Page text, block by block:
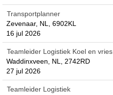
Transportplanner
Zevenaar, NL, 6902KL
16 jul 2026
Teamleider Logistiek Koel en vries
Waddinxveen, NL, 2742RD
27 jul 2026
Teamleider Logistiek